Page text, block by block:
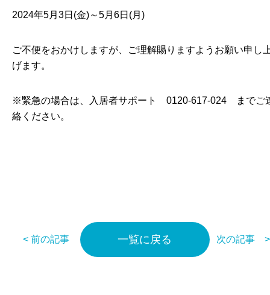
2024年5月3日(金)～5月6日(月)
ご不便をおかけしますが、ご理解賜りますようお願い申し
げます。
※緊急の場合は、入居者サポート 0120-617-024 までご
絡ください。
< 前の記事 一覧に戻る 次の記事 >